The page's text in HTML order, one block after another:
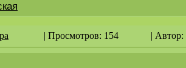
| Просмотров: 154 | Автор: